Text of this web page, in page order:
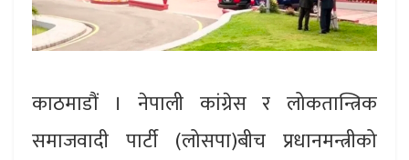
काठमाडौं । नेपाली कांग्रेस र लोकतान्त्रिक
समाजवादी पार्टी (लोसपा)बीच प्रधानमन्त्रीको